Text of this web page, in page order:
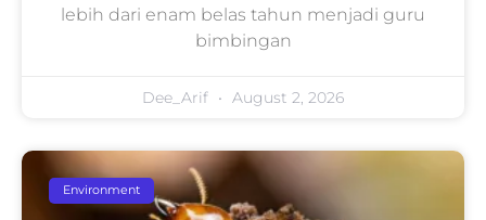
lebih dari enam belas tahun menjadi guru
bimbingan
Dee_Arif August 2, 2026
Environment